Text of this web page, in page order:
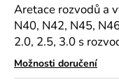
Aretace rozvodů a
N40, N42, N45,
2.0, 2.5, 3.0 s
Možnosti doručení
D
o